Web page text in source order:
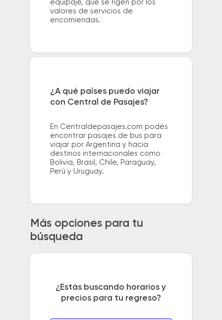
equipaje, que se rigen por los
valores de servicios de
encomiendas.
¿A qué países puedo viajar
con Central de Pasajes?
En Centraldepasajes.com podés
encontrar pasajes de bus para
viajar por Argentina y hacia
destinos internacionales como
Bolivia, Brasil, Chile, Paraguay,
Perú y Uruguay.
Más opciones para tu
búsqueda
¿Estás buscando horarios y
precios para tu regreso?